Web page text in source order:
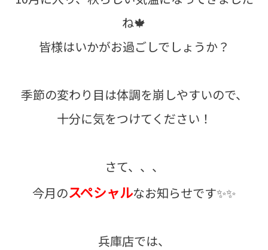
ね🍁
皆様はいかがお過ごしでしょうか？
季節の変わり目は体調を崩しやすいので、
十分に気をつけてください！
さて、、、
今月のスペシャルなお知らせです✨✨
兵庫店では、